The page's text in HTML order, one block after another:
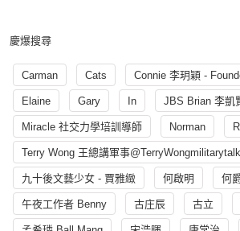
慶爆搜尋
Carman Cats Connie 李玥穎 -
Elaine Gary In JBS Brian 李凱
Miracle 社交力學培訓導師 Norman
Terry Wong 王總講軍事@TerryWongmilitarytalk
九十後文藝少女 - 賈雅緻 何啟明 何
午夜工作者 Benny 古庄辰 古立